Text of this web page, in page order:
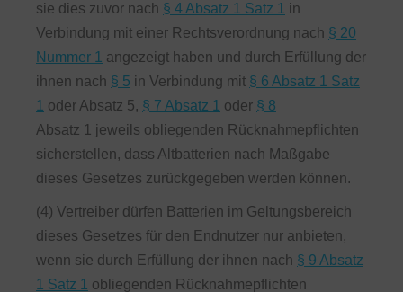
sie dies zuvor nach § 4 Absatz 1 Satz 1 in
Verbindung mit einer Rechtsverordnung nach § 20
Nummer 1 angezeigt haben und durch Erfüllung der
ihnen nach § 5 in Verbindung mit § 6 Absatz 1 Satz
1 oder Absatz 5, § 7 Absatz 1 oder § 8
Absatz 1 jeweils obliegenden Rücknahmepflichten
sicherstellen, dass Altbatterien nach Maßgabe
dieses Gesetzes zurückgegeben werden können.
(4) Vertreiber dürfen Batterien im Geltungsbereich
dieses Gesetzes für den Endnutzer nur anbieten,
wenn sie durch Erfüllung der ihnen nach § 9 Absatz
1 Satz 1 obliegenden Rücknahmepflichten